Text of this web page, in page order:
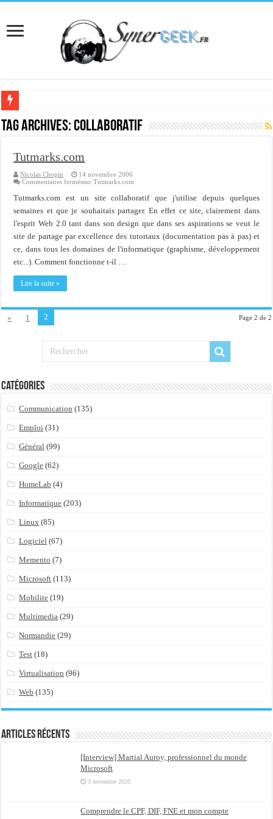
[Interview] Martial Auroy, professionnel du monde Microsoft
Supprimer une boite partagée avec outlook 2010 ou 2013 (environnement
Veille technologique du 13-02-2016
Veille technologique du 23/01/2016
Veille technologique du 17-01-2016
Bonne année 2016 et rétro 2015
Memento - Centos revenir en arrière après un yum update
Importer du contenu XML dans une table SQL serveur
Tag Archives:collaboratif
Tutmarks.com
Nicolas Chopin
14 novembre 2006
Commentaires ferméssur Tutmarks.com
Tutmarks.com est un site collaboratif que j'utilise depuis quelques
semaines et que je souhaitais partager. En effet ce site, clairement dans
l'esprit Web 2.0 tant dans son design que dans ses aspirations se veut le
site de partage par excellence des tutoriaux (documentation pas à pas) et
ce, dans tous les domaines de l'informatique (graphisme, développement
etc...). Comment fonctionne t-il …
Lire la suite »
Page 2 de 2
« 1 2
Catégories
Communication (135)
Emploi (31)
Général (99)
Google (62)
HomeLab (4)
Informatique (203)
Linux (85)
Logiciel (67)
Memento (7)
Microsoft (113)
Mobilite (19)
Multimedia (29)
Normandie (29)
Test (18)
Virtualisation (96)
Web (135)
Articles récents
[Interview] Martial Auroy, professionnel du monde
Microsoft
3 novembre 2020
Comprendre le CPF, DIF, FNE et mon compte